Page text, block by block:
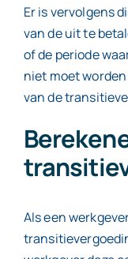
Er is vervolgens
van de uit te
of de periode
niet moet
van de
Als een